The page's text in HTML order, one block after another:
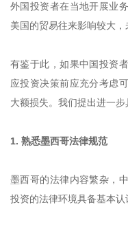
外国投资者在当地开展业
美国的贸易往来影响较大，
有鉴于此，如果中国投资
应投资决策前应充分考虑
大额损失。我们提出进一步
1. 熟悉墨西哥法律规范
墨西哥的法律内容繁杂，
投资的法律环境具备基本认